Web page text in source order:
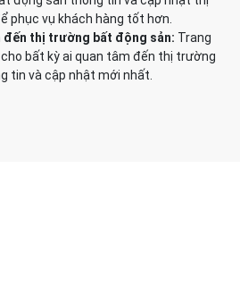
phục vụ khách hàng tốt hơn.
đến thị trường bất động sản: Trang
bất kỳ ai quan tâm đến thị trường
tin và cập nhật mới nhất.